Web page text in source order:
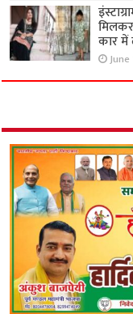
कार में
June